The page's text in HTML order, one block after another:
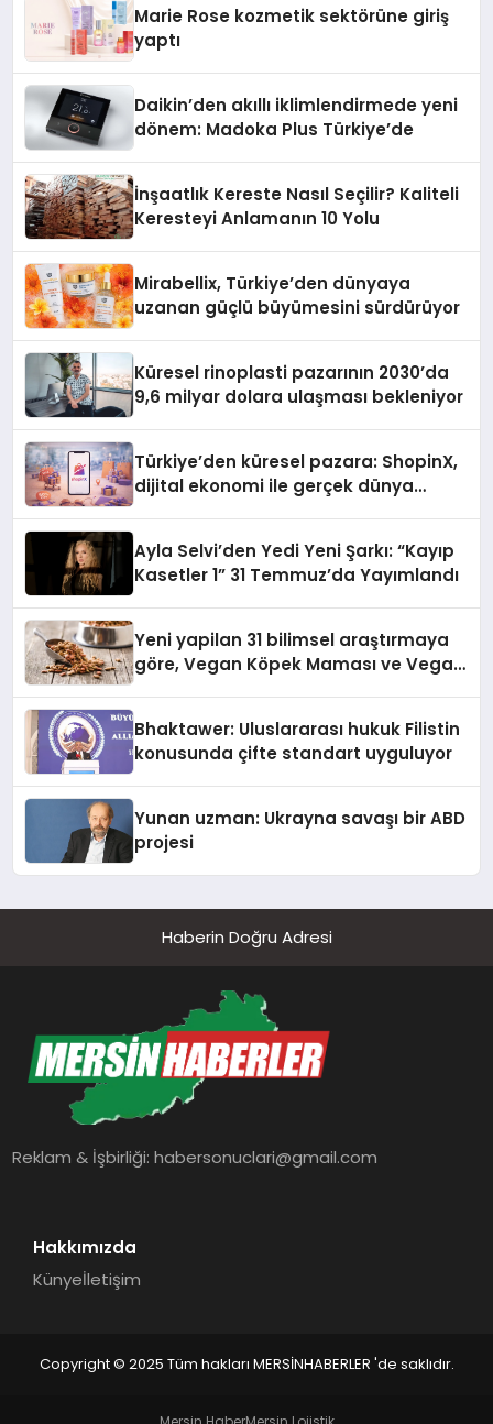
Marie Rose kozmetik sektörüne giriş
yaptı
Daikin’den akıllı iklimlendirmede yeni
dönem: Madoka Plus Türkiye’de
İnşaatlık Kereste Nasıl Seçilir? Kaliteli
Keresteyi Anlamanın 10 Yolu
Mirabellix, Türkiye’den dünyaya
uzanan güçlü büyümesini sürdürüyor
Küresel rinoplasti pazarının 2030’da
9,6 milyar dolara ulaşması bekleniyor
Türkiye’den küresel pazara: ShopinX,
dijital ekonomi ile gerçek dünya
Ayla Selvi’den Yedi Yeni Şarkı: “Kayıp
Kasetler 1” 31 Temmuz’da Yayımlandı
Yeni yapilan 31 bilimsel araştırmaya
göre, Vegan Köpek Maması ve Vegan
Bhaktawer: Uluslararası hukuk Filistin
konusunda çifte standart uyguluyor
Yunan uzman: Ukrayna savaşı bir ABD
projesi
Haberin Doğru Adresi
Reklam & İşbirliği:habersonuclari@gmail.com
Hakkımızda
Künyeİletişim
Copyright © 2025 Tüm hakları MERSİNHABERLER 'de saklıdır.